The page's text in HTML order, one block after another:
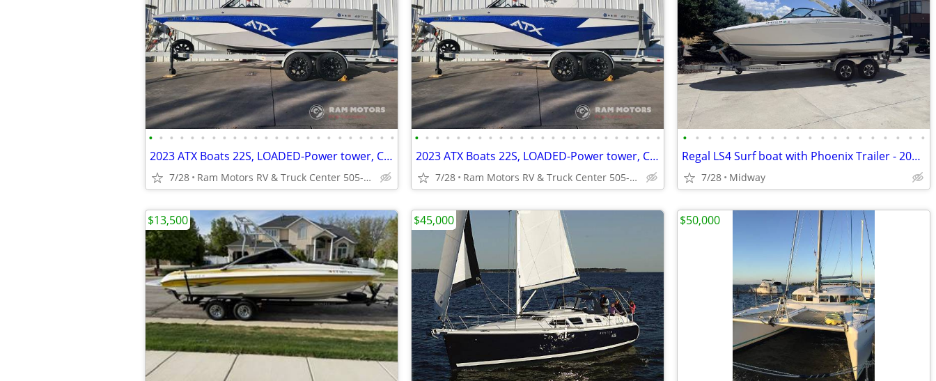
• • • • • • • • • • • • • • • • • • • • • • • •
2023 ATX Boats 22S, LOADED-Power tower, Camera, Flip back lounge and m
7/28 Ram Motors RV & Truck Center 505-892-3600
• • • • • • • • • • • • • • • • • • • • • • • •
2023 ATX Boats 22S, LOADED-Power tower, Camera, Flip back lounge and m
7/28 Ram Motors RV & Truck Center 505-892-3600
• • • • • • • • • • • • • • • • • • • •
Regal LS4 Surf boat with Phoenix Trailer - 2021 Model, Excellent Condition, Low
7/28 Midway
$13,500 $45,000 $50,000